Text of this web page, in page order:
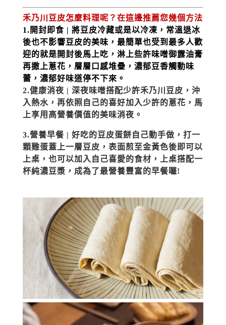
禾乃川豆皮怎麼料理呢？在這邊推薦您幾個方法
1.開封即食 | 將豆皮冷藏或是以冷凍，常溫退冰
後也不影響豆皮的美味，最簡單也受到最多人歡
迎的就是開封後馬上吃，淋上些許味噌御露油膏
再撒上蔥花，層層口感堆疊，濃郁豆香觸動味
蕾，濃郁好味道停不下來。
2.健康消夜 | 深夜味噌搭配少許禾乃川豆皮，沖
入熱水，再依照自己的喜好加入少許的蔥花，馬
上享用高營養價值的美味消夜。
3.營養早餐 | 好吃的豆皮蛋餅自己動手做，打一
顆雞蛋蓋上一層豆皮，表面煎至金黃色後即可以
上桌，也可以加入自己喜愛的食材，上桌搭配一
杯純濃豆漿，成為了最營養豐富的早餐囉!